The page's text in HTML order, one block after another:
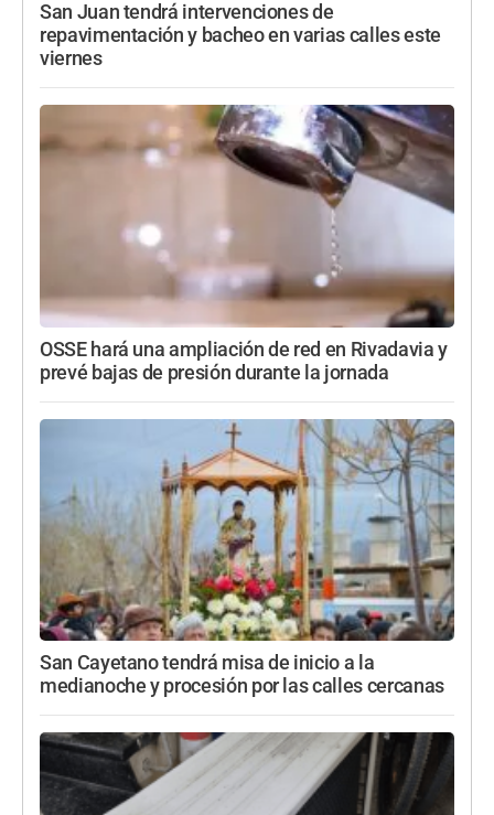
San Juan tendrá intervenciones de
repavimentación y bacheo en varias calles este
viernes
OSSE hará una ampliación de red en Rivadavia y
prevé bajas de presión durante la jornada
San Cayetano tendrá misa de inicio a la
medianoche y procesión por las calles cercanas